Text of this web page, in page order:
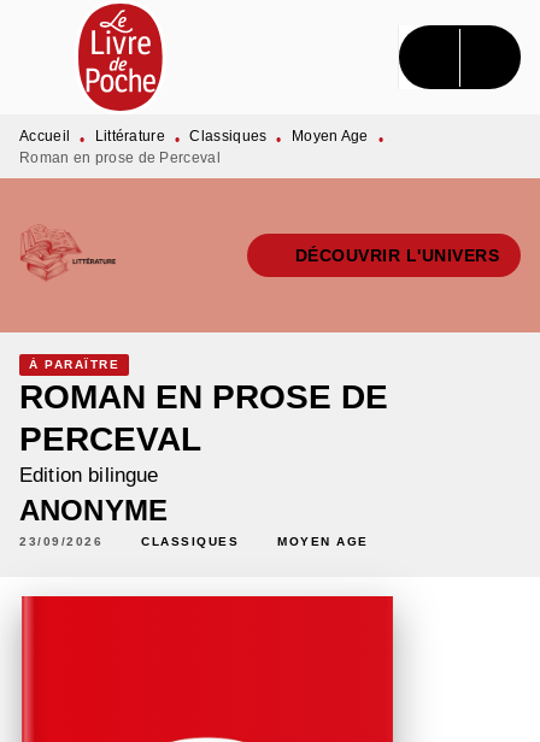
MENU RECHERCHE CONTENU
PIED DE PAGE
Accueil • Littérature • Classiques • Moyen Age
•
Roman en prose de Perceval
DÉCOUVRIR L'UNIVERS
À PARAÎTRE
ROMAN EN PROSE DE
PERCEVAL
Edition bilingue
ANONYME
23/09/2026 CLASSIQUES MOYEN AGE